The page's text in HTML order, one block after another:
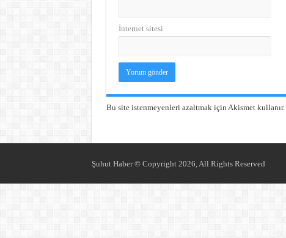
İnternet sitesi
Bu site istenmeyenleri azaltmak için Akismet kullanır.
Şuhut Haber © Copyright 2026, All Rights Reserved